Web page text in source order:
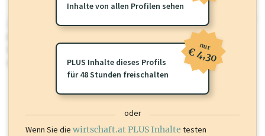
wirtschaft.at PLUS
wirtschaft.at PLUS Inhalte
Sie momentan nicht einsehen können. Schalten Sie dieses Profil frei
oder loggen Sie sich ein um diese Inhalte zu sehen.
Inhalte von allen Profilen sehen
PLUS Inhalte dieses Profils
für 48 Stunden freischalten
nur
€ 4,30
oder
Wenn Sie die wirtschaft.at PLUS Inhalte testen